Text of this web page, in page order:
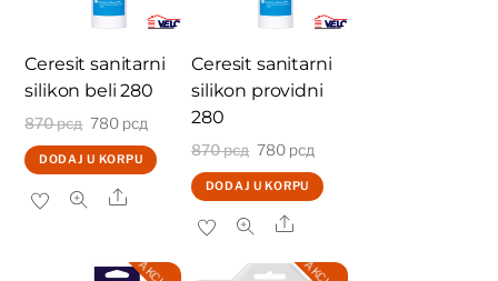
Ceresit sanitarni
silikon beli 280
870рсд Originalna
cena
780 рсд Trenutna
cena
DODAJ U KORPU
Share
Ceresit sanitarni
silikon providni
280
870рсд Originalna
cena
870 рсд.
780 рсд
cena
DODAJ U KORPU
Share